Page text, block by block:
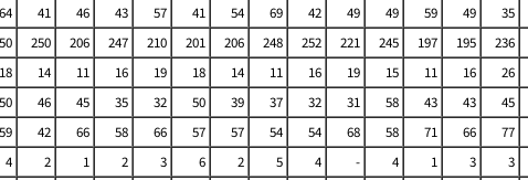
64 41 46 43 57 41 54 69 42 49 49 59 49
35
250 206 247 210 201 206 248 252 221 245 197 195
236
18 14 11 16 19 18 14 11 16 19 15 11 16
26
50 46 45 35 32 50 39 37 32 31 58 43 43
45
59 42 66 58 66 57 57 54 54 68 58 71 66
77
4 2 1 2 3 6 2 5 4 - 4 1 3
3